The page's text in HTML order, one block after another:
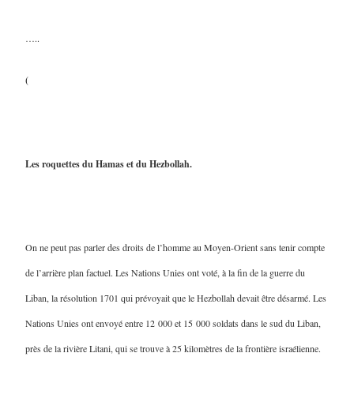
…..
(
Les roquettes du Hamas et du Hezbollah.
On ne peut pas parler des droits de l’homme au Moyen-Orient sans tenir compte
de l’arrière plan factuel. Les Nations Unies ont voté, à la fin de la guerre du
Liban, la résolution 1701 qui prévoyait que le Hezbollah devait être désarmé. Les
Nations Unies ont envoyé entre 12 000 et 15 000 soldats dans le sud du Liban,
près de la rivière Litani, qui se trouve à 25 kilomètres de la frontière israélienne.